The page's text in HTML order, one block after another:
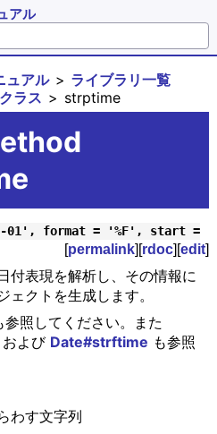
アル
ュアル
ライブラリ一覧
ラス strptime
01', format = '%F', start =
[permalink][rdoc][edit]
付表現を解析し、その情報に
ェクトを生成します。
参照してください。また
および Date#strftime も参照
わす文字列